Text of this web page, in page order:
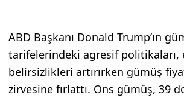
ABD Başkanı Donald Trump’ın
tarifelerindeki agresif politikaları,
belirsizlikleri artırırken gümüş
zirvesine fırlattı. Ons gümüş, 39